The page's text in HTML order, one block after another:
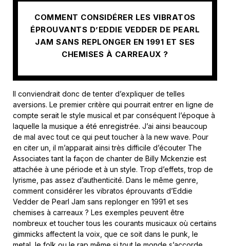
COMMENT CONSIDÉRER LES VIBRATOS
ÉPROUVANTS D’EDDIE VEDDER DE PEARL
JAM SANS REPLONGER EN 1991 ET SES
CHEMISES À CARREAUX ?
Il conviendrait donc de tenter d’expliquer de telles
aversions. Le premier critère qui pourrait entrer en ligne de
compte serait le style musical et par conséquent l’époque à
laquelle la musique a été enregistrée. J’ai ainsi beaucoup
de mal avec tout ce qui peut toucher à la new wave. Pour
en citer un, il m’apparait ainsi très difficile d’écouter The
Associates tant la façon de chanter de Billy Mckenzie est
attachée à une période et à un style. Trop d’effets, trop de
lyrisme, pas assez d’authenticité. Dans le même genre,
comment considérer les vibratos éprouvants d’Eddie
Vedder de Pearl Jam sans replonger en 1991 et ses
chemises à carreaux ? Les exemples peuvent être
nombreux et toucher tous les courants musicaux où certains
gimmicks affectent la voix, que ce soit dans le punk, le